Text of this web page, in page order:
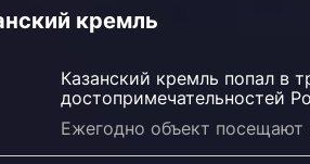
кремль
Казанский кремль попал в
достопримечательностей
Ежегодно объект посещают